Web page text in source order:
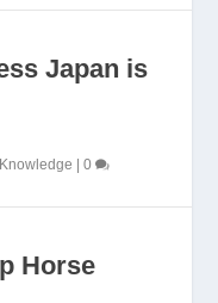
Japan is
Knowledge |0
Horse